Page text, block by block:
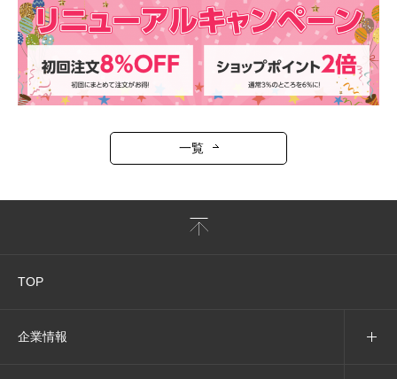
一覧
TOP
企業情報